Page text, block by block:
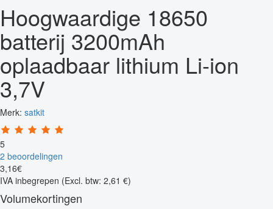
Hoogwaardige 18650
batterij 3200mAh
oplaadbaar lithium Li-ion
3,7V
Merk: satkit
5
2 beoordelingen
3,16€
IVA inbegrepen (Excl. btw: 2,61 €)
Volumekortingen